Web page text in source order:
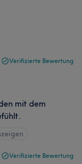
Verifizierte Bewertung
mit dem
Verifizierte Bewertung